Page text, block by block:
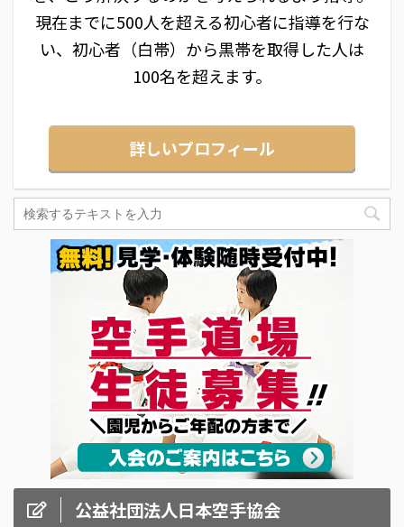
現在までに500人を超える初心者に指導を行な
い、初心者（白帯）から黒帯を取得した人は
100名を超えます。
詳しいプロフィール
公益社団法人日本空手協会